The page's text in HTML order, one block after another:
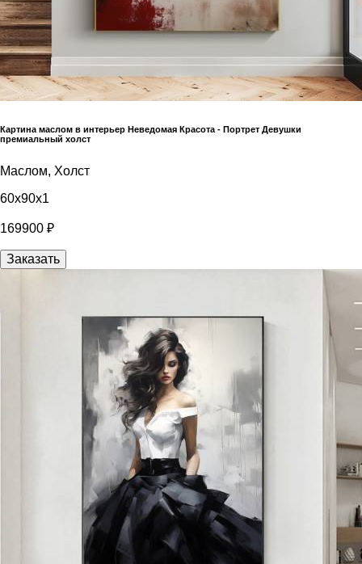
Картина маслом в интерьер Неведомая Красота - Портрет Девушки
премиальный холст
Маслом, Холст
60x90x1
169900 ₽
Заказать